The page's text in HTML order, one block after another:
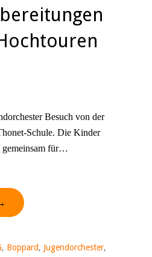
Besuch von der
Schule. Die Kinder
gemeinsam für…
, Boppard, Jugendorchester,